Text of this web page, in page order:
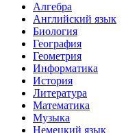
Алгебра
Английский язык
Биология
География
Геометрия
Информатика
История
Литература
Математика
Музыка
Немецкий язык